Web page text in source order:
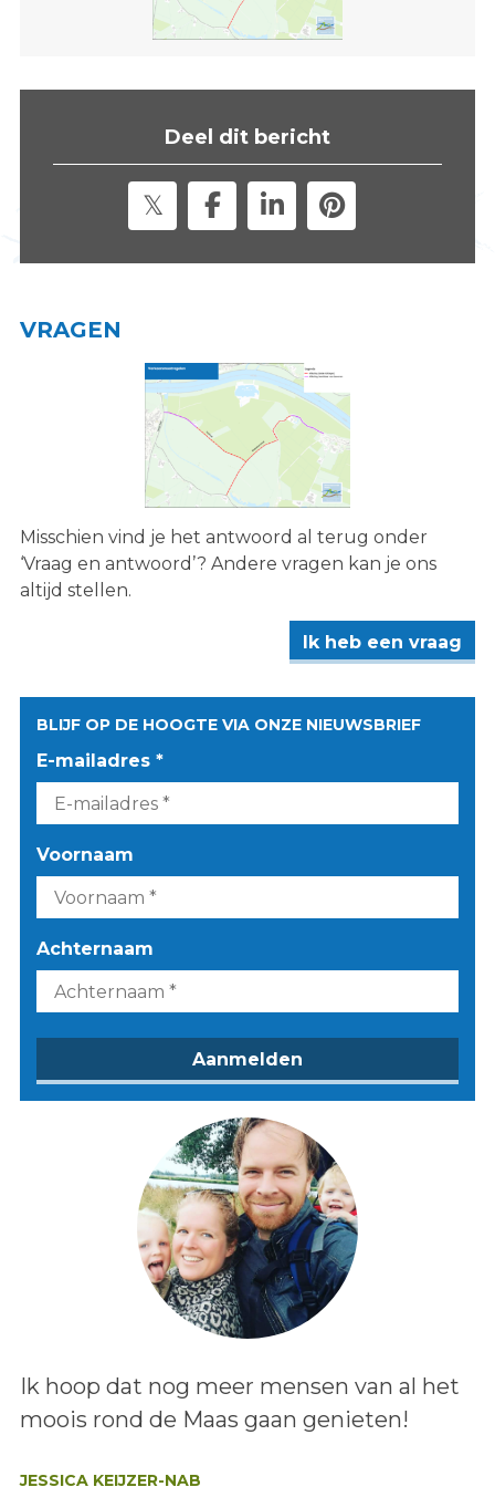
e
Deel dit bericht
VRAGEN
Misschien vind je het antwoord al terug onder
‘Vraag en antwoord’? Andere vragen kan je ons
altijd stellen.
Ik heb een vraag
BLIJF OP DE HOOGTE VIA ONZE NIEUWSBRIEF
E-mailadres *
Voornaam
Achternaam
Lees het bericht:
Ik hoop dat nog meer mensen van al het
moois rond de Maas gaan genieten!
JESSICA KEIJZER-NAB